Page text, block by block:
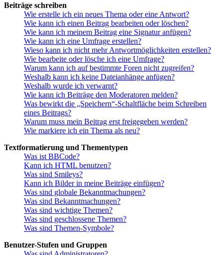
Beiträge schreiben
Wie erstelle ich ein neues Thema oder eine Antwort?
Wie kann ich einen Beitrag bearbeiten oder löschen?
Wie kann ich meinem Beitrag eine Signatur anfügen?
Wie kann ich eine Umfrage erstellen?
Wieso kann ich nicht mehr Antwortmöglichkeiten erstellen?
Wie bearbeite oder lösche ich eine Umfrage?
Warum kann ich auf bestimmte Foren nicht zugreifen?
Weshalb kann ich keine Dateianhänge anfügen?
Weshalb wurde ich verwarnt?
Wie kann ich Beiträge den Moderatoren melden?
Was bewirkt die „Speichern“-Schaltfläche beim Schreiben
eines Beitrags?
Warum muss mein Beitrag erst freigegeben werden?
Wie markiere ich ein Thema als neu?
Textformatierung und Thementypen
Was ist BBCode?
Kann ich HTML benutzen?
Was sind Smileys?
Kann ich Bilder in meine Beiträge einfügen?
Was sind globale Bekanntmachungen?
Was sind Bekanntmachungen?
Was sind wichtige Themen?
Was sind geschlossene Themen?
Was sind Themen-Symbole?
Benutzer-Stufen und Gruppen